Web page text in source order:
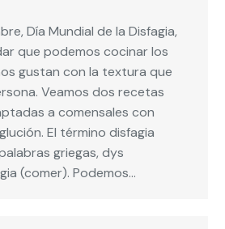
Día Mundial de la Disfagia,
que podemos cocinar los
gustan con la textura que
Veamos dos recetas
a comensales con
El término disfagia
griegas, dys
(comer). Podemos…